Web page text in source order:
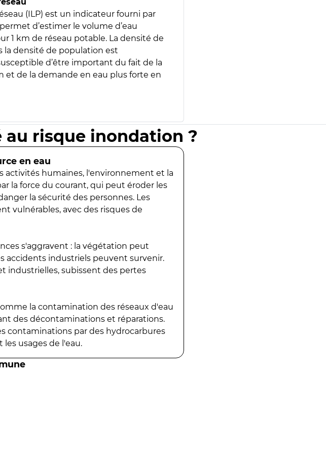
(ILP) est un indicateur fourni par
d’estimer le volume d’eau
1 km de réseau potable. La densité de
la densité de population est
d’être important du fait de la
et de la demande en eau plus forte en
risque inondation ?
en eau
activités humaines, l'environnement et la
la force du courant, qui peut éroder les
la sécurité des personnes. Les
vulnérables, avec des risques de
s'aggravent : la végétation peut
accidents industriels peuvent survenir.
industrielles, subissent des pertes
la contamination des réseaux d'eau
des décontaminations et réparations.
contaminations par des hydrocarbures
usages de l'eau.